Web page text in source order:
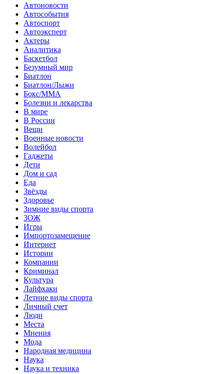
Автоновости
Автособытия
Автоспорт
Автоэксперт
Актеры
Аналитика
Баскетбол
Безумный мир
Биатлон
Биатлон/Лыжи
Бокс/MMA
Болезни и лекарства
В мире
В России
Вещи
Военные новости
Волейбол
Гаджеты
Дети
Дом и сад
Еда
Звёзды
Здоровье
Зимние виды спорта
ЗОЖ
Игры
Импортозамещение
Интернет
Истории
Компании
Криминал
Культура
Лайфхаки
Летние виды спорта
Личный счет
Люди
Места
Мнения
Мода
Народная медицина
Наука
Наука и техника